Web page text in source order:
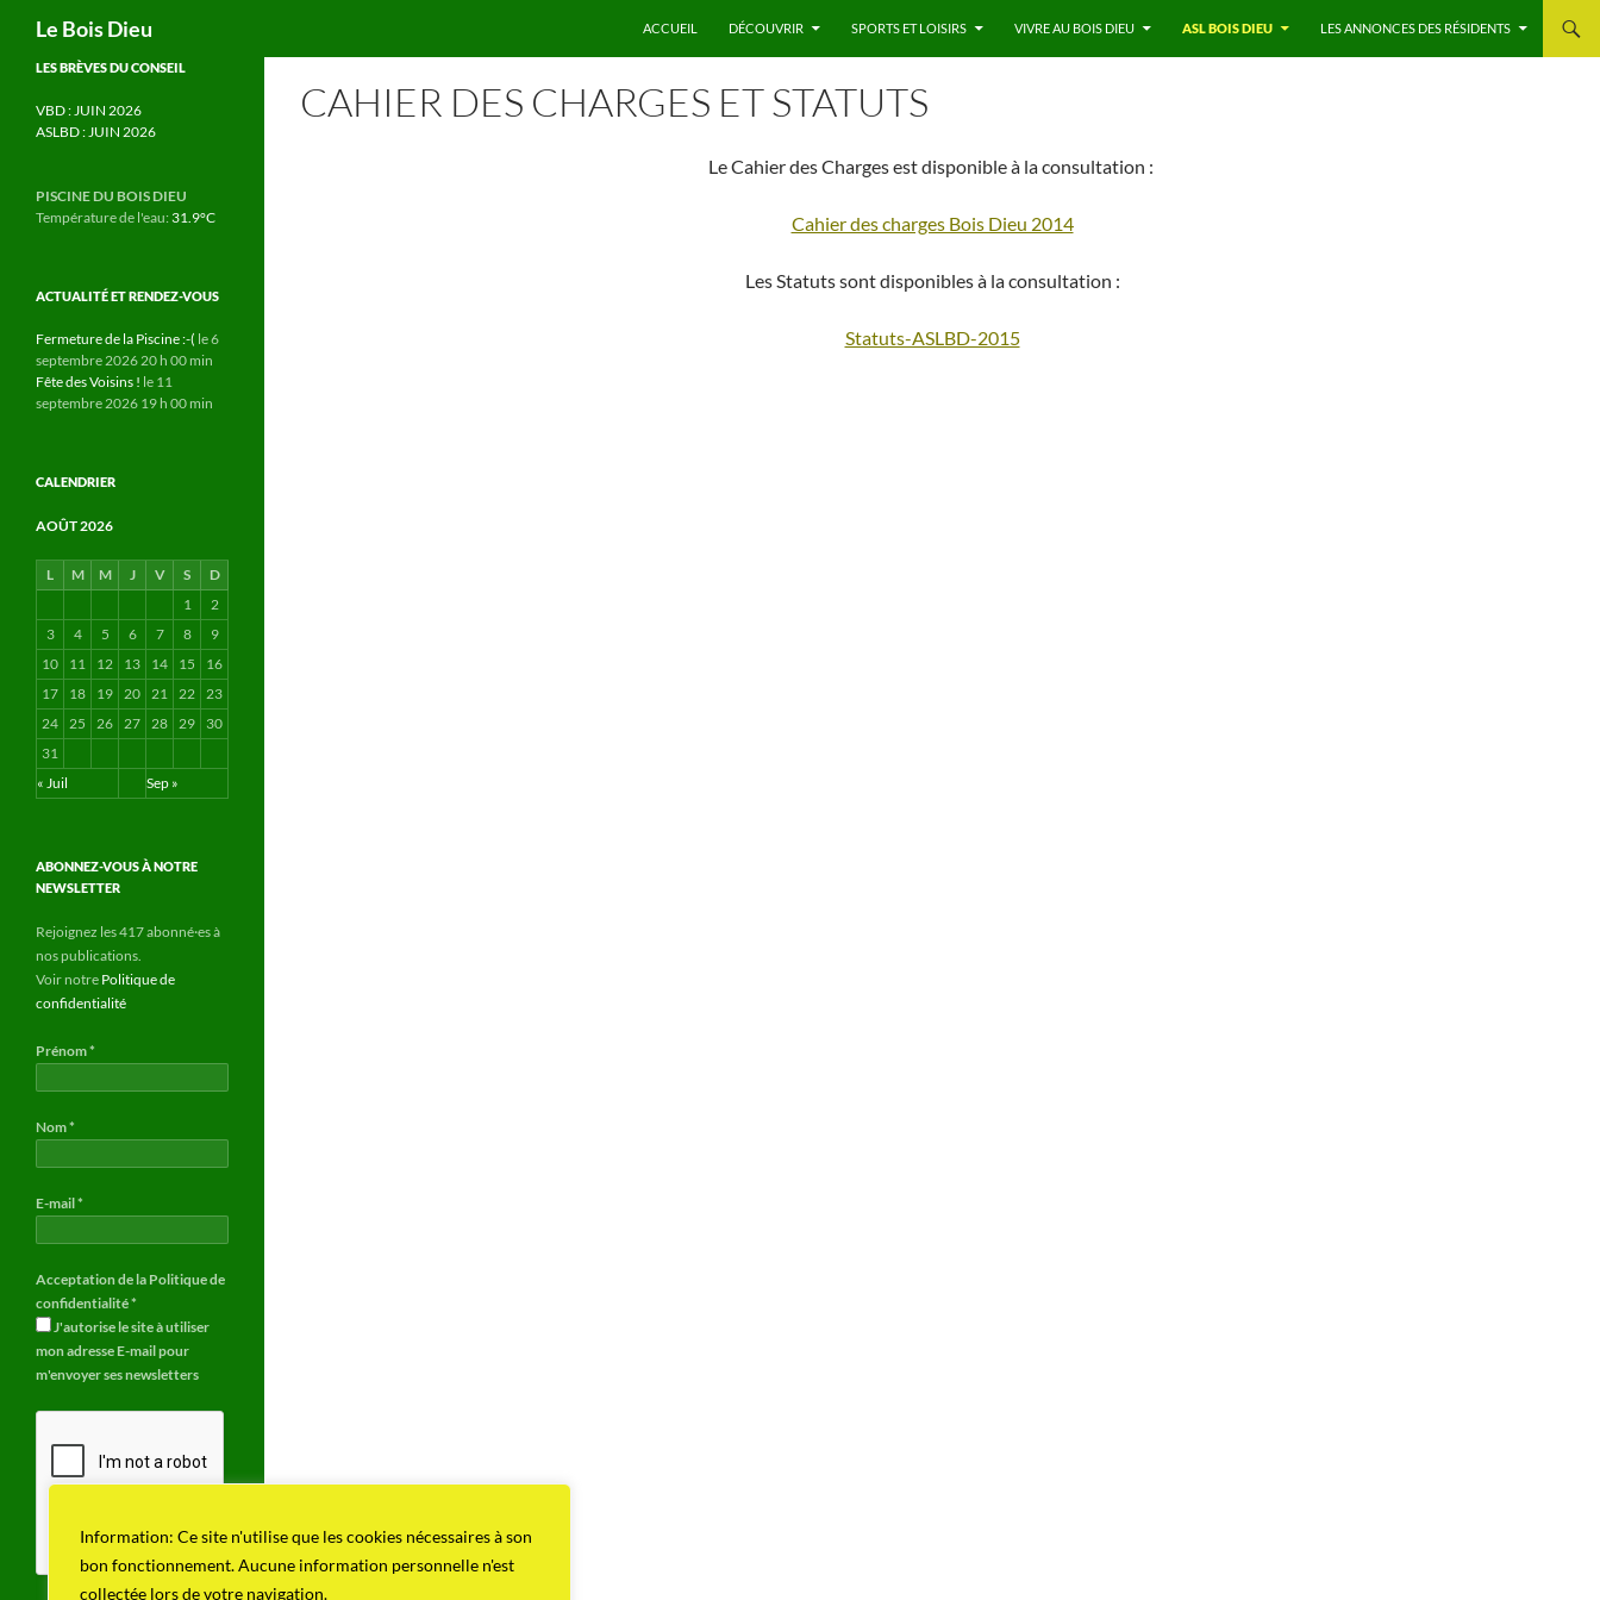
Information: Ce site n'utilise que les cookies nécessaires à son
bon fonctionnement. Aucune information personnelle n'est
collectée lors de votre navigation.
Aller
contenu
Le Bois Dieu ACCUEIL DÉCOUVRIR SPORTS ET LOISIRS VIVRE AU BOIS DIEU ASL BOIS DIEU LES ANNONCES DES RÉSIDENTS
CAHIER DES CHARGES ET STATUTS
Le Cahier des Charges est disponible à la consultation :
Cahier des charges Bois Dieu 2014
Les Statuts sont disponibles à la consultation :
Statuts-ASLBD-2015
LES BRÈVES DU CONSEIL
VBD : JUIN 2026
ASLBD : JUIN 2026
PISCINE DU BOIS DIEU
Température de l'eau: 31.9°C
ACTUALITÉ ET RENDEZ-VOUS
Fermeture de la Piscine :-( le 6
septembre 2026 20 h 00 min
Fête des Voisins ! le 11
septembre 2026 19 h 00 min
CALENDRIER
AOÛT 2026
L M M J V S
D
1
2
3
4 5 6 7 8
9
10
11 12 13 14 15
16
17
18 19 20 21 22 23
24 25 26 27 28 29
30
31
« Juil
Sep »
ABONNEZ-VOUS À NOTRE
NEWSLETTER
Rejoignez les 417 abonné·es à
nos publications.
Voir notre Politique de
confidentialité
Prénom*
Nom*
E-mail*
Acceptation de la Politique de
confidentialité*
J'autorise le site à utiliser
mon adresse E-mail pour
m'envoyer ses newsletters